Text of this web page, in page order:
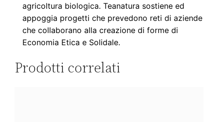
agricoltura biologica. Teanatura sostiene ed
appoggia progetti che prevedono reti di aziende
che collaborano alla creazione di forme di
Economia Etica e Solidale.
Prodotti correlati